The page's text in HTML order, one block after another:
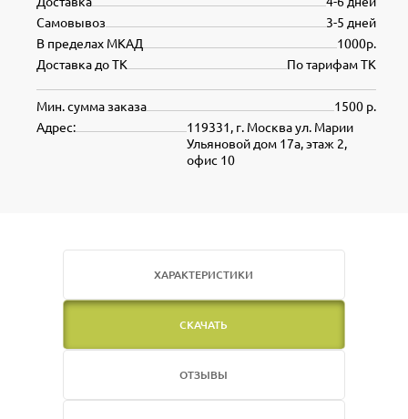
3-5 дней
Самовывоз
1000р.
В пределах МКАД
По тарифам ТК
Доставка до ТК
1500 р.
Мин. сумма заказа
119331, г. Москва ул. Марии
Ульяновой дом 17а, этаж 2,
офис 10
Адрес:
ХАРАКТЕРИСТИКИ
СКАЧАТЬ
ОТЗЫВЫ